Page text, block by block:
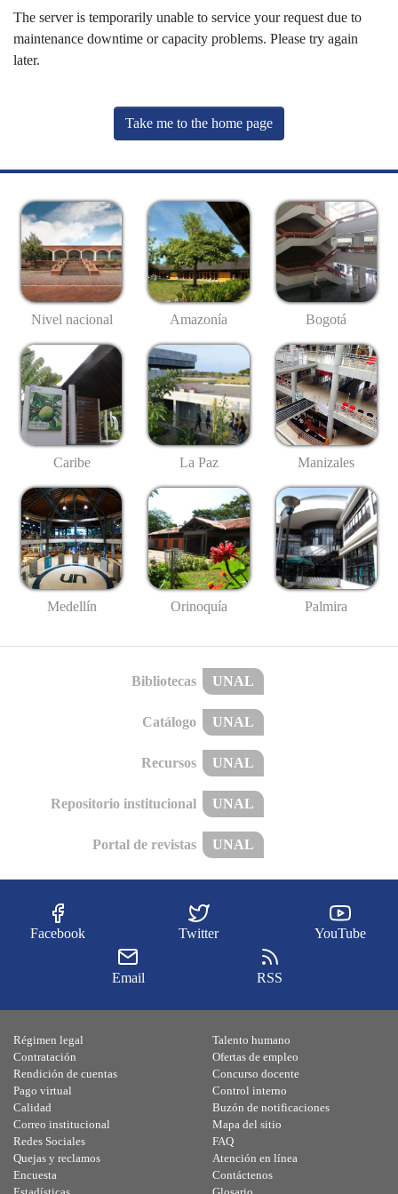
The server is temporarily unable to service your request due to
maintenance downtime or capacity problems. Please try again
later.
Take me to the home page
Nivel nacional Amazonía Bogotá
Caribe La Paz Manizales
Medellín Orinoquía Palmira
Bibliotecas UNAL
Catálogo UNAL
Recursos UNAL
Repositorio institucional UNAL
Portal de revistas UNAL
Facebook Twitter YouTube
Email RSS
Régimen legal
Contratación
Rendición de cuentas
Pago virtual
Calidad
Talento humano
Ofertas de empleo
Concurso docente
Control interno
Buzón de notificaciones
Correo institucional
Redes Sociales
Quejas y reclamos
Encuesta
Mapa del sitio
FAQ
Atención en línea
Contáctenos